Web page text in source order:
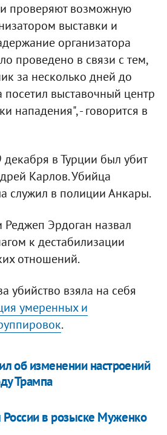
проверяют возможную
выставки и
организатора
проведено в связи с тем,
за несколько дней до
посетил выставочный центр
нападения", - говорится в
в Турции был убит
Карлов. Убийца
служил в полиции Анкары.
Реджеп Эрдоган назвал
к дестабилизации
отношений.
убийство взяла на себя
умеренных и
.
об изменении настроений
Трампа
России в розыске Муженко